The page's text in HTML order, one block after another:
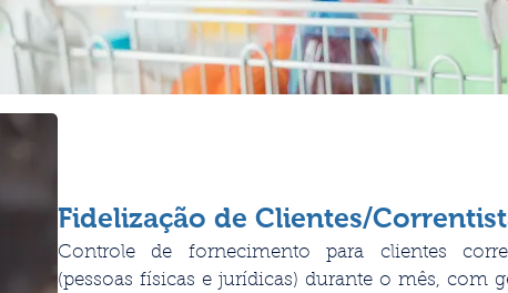
Fidelização de Clientes/
Controle de fornecimento para clientes
(pessoas físicas e jurídicas) durante o mês, com